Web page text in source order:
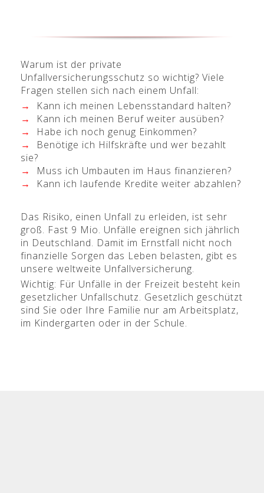
Warum ist der private
Unfallversicherungsschutz so wichtig? Viele
Fragen stellen sich nach einem Unfall:
→
Kann ich meinen Lebensstandard halten?
→
Kann ich meinen Beruf weiter ausüben?
→
Habe ich noch genug Einkommen?
→
Benötige ich Hilfskräfte und wer bezahlt
sie?
→
Muss ich Umbauten im Haus finanzieren?
→
Kann ich laufende Kredite weiter abzahlen?
Das Risiko, einen Unfall zu erleiden, ist sehr
groß. Fast 9 Mio. Unfälle ereignen sich jährlich
in Deutschland. Damit im Ernstfall nicht noch
finanzielle Sorgen das Leben belasten, gibt es
unsere weltweite Unfallversicherung.
Wichtig: Für Unfälle in der Freizeit besteht kein
gesetzlicher Unfallschutz. Gesetzlich geschützt
sind Sie oder Ihre Familie nur am Arbeitsplatz,
im Kindergarten oder in der Schule.